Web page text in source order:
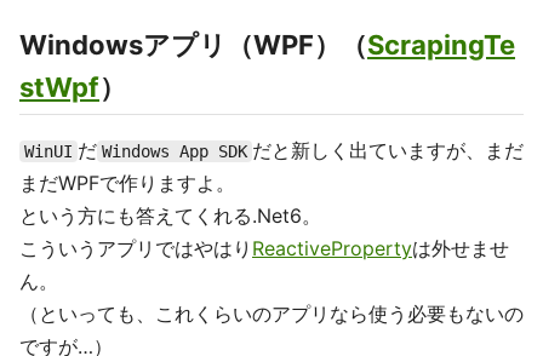
Windowsアプリ（WPF）（ScrapingTe
stWpf）
WinUI だ Windows App SDK だと新しく出ていますが、まだ
まだWPFで作りますよ。
という方にも答えてくれる.Net6。
こういうアプリではやはり ReactivePropertyは外せませ
ん。
（といっても、これくらいのアプリなら使う必要もないの
ですが…）